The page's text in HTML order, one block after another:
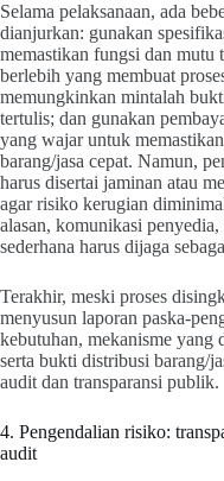
Selama pelaksanaan, ada
dianjurkan: gunakan
memastikan fungsi dan mutu
berlebih yang membuat
memungkinkan mintalah
tertulis; dan gunakan
yang wajar untuk
barang/jasa cepat. Namun,
harus disertai jaminan atau
agar risiko kerugian
alasan, komunikasi
sederhana harus dijaga
Terakhir, meski proses
menyusun laporan paska-
kebutuhan, mekanisme yang
serta bukti distribusi barang/
audit dan transparansi publik.
4. Pengendalian risiko:
audit